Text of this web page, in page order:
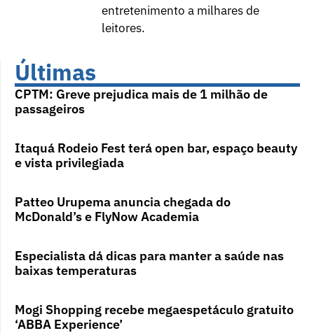
entretenimento a milhares de
leitores.
Últimas
CPTM: Greve prejudica mais de 1 milhão de
passageiros
Itaquá Rodeio Fest terá open bar, espaço beauty
e vista privilegiada
Patteo Urupema anuncia chegada do
McDonald’s e FlyNow Academia
Especialista dá dicas para manter a saúde nas
baixas temperaturas
Mogi Shopping recebe megaespetáculo gratuito
‘ABBA Experience’